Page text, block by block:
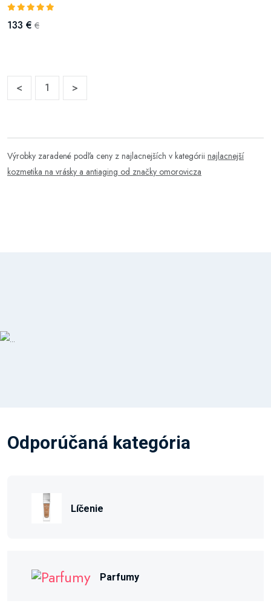
133 € €
< 1 >
Výrobky zaradené podľa ceny z najlacnejších v kategórii najlacnejší
kozmetika na vrásky a antiaging od značky omorovicza
Odporúčaná kategória
Líčenie
Parfumy